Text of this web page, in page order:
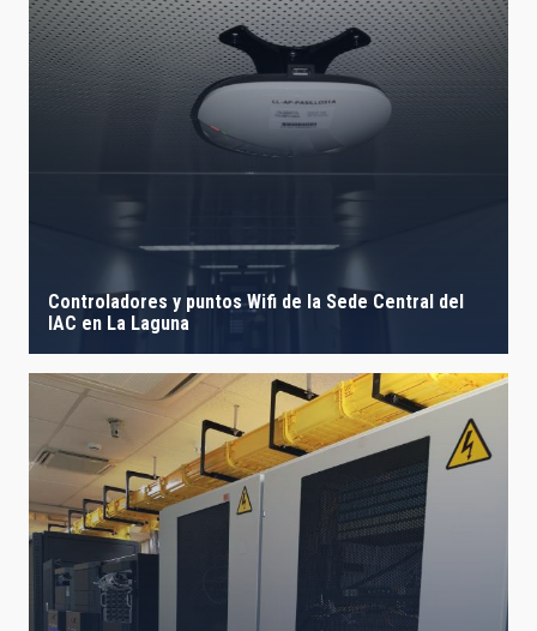
Controladores y puntos Wifi de la Sede Central del
IAC en La Laguna